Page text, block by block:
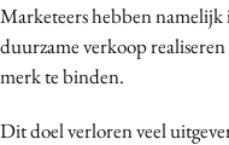
Design
Digital transformation
Diversiteit
Effectiviteit
Marketeers hebben namelijk
duurzame verkoop
merk te binden.
Dit doel verloren veel